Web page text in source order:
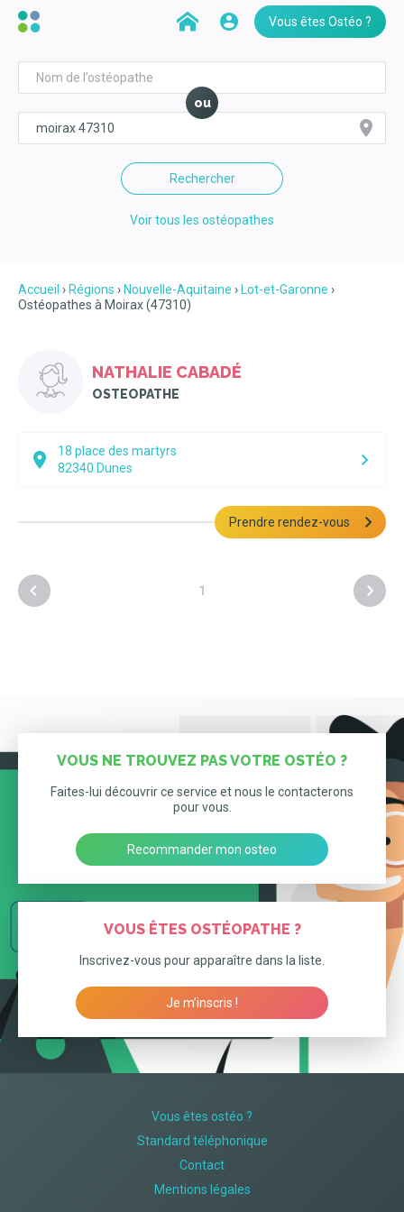
Vous êtes Ostéo ?
ou
Rechercher
Voir tous les ostéopathes
Accueil Régions Nouvelle-Aquitaine
Lot-et-Garonne
Ostéopathes à Moirax (47310)
NATHALIE CABADÉ
OSTEOPATHE
18 place des martyrs
82340 Dunes
Prendre rendez-vous
1
VOUS NE TROUVEZ PAS VOTRE OSTÉO ?
Faites-lui découvrir ce service et nous le contacterons
pour vous.
Recommander mon osteo
VOUS ÊTES OSTÉOPATHE ?
Inscrivez-vous pour apparaître dans la liste.
Je m’inscris !
Vous êtes ostéo ?
Standard téléphonique
Contact
Mentions légales